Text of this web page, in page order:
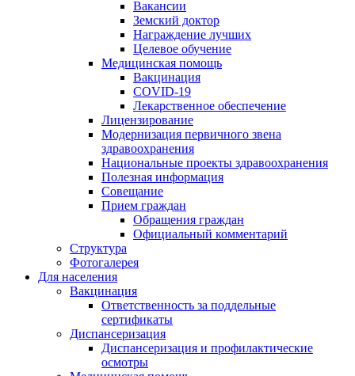
Вакансии
Земский доктор
Награждение лучших
Целевое обучение
Медицинская помощь
Вакцинация
COVID-19
Лекарственное обеспечение
Лицензирование
Модернизация первичного звена
здравоохранения
Национальные проекты здравоохранения
Полезная информация
Совещание
Прием граждан
Обращения граждан
Официальный комментарий
Структура
Фотогалерея
Для населения
Вакцинация
Ответственность за поддельные
сертификаты
Диспансеризация
Диспансеризация и профилактические
осмотры